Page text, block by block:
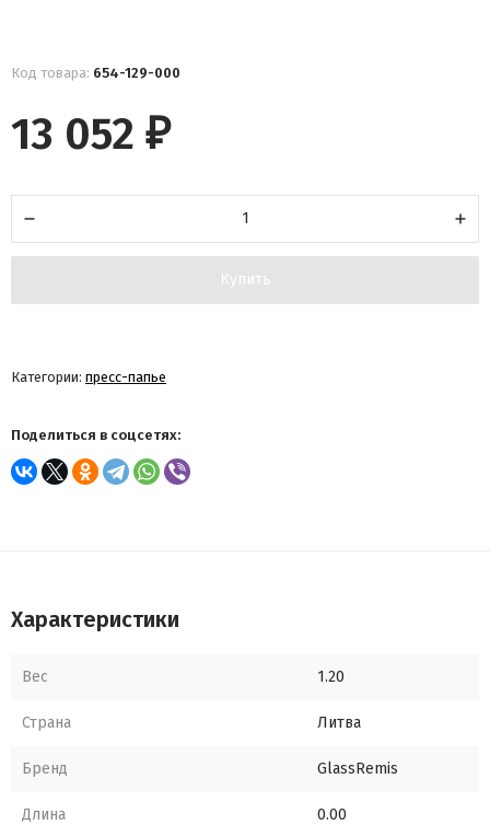
Код товара: 654-129-000
13 052 ₽
Купить
Категории: пресс-папье
Поделиться в соцсетях:
Характеристики
Вес 1.20
Страна Литва
Бренд GlassRemis
Длина 0.00